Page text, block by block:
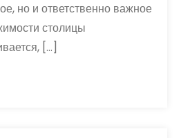
но и ответственно важное
столицы
[…]